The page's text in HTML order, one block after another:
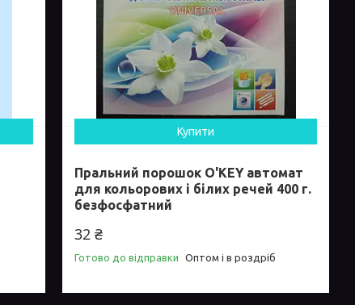
Купити
Пральний порошок O'KEY автомат
для кольорових і білих речей 400 г.
безфосфатний
32 ₴
Готово до відправки Оптом і в роздріб